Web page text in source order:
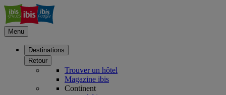
Menu
Destinations
Retour
Trouver un hôtel
Magazine ibis
Continent